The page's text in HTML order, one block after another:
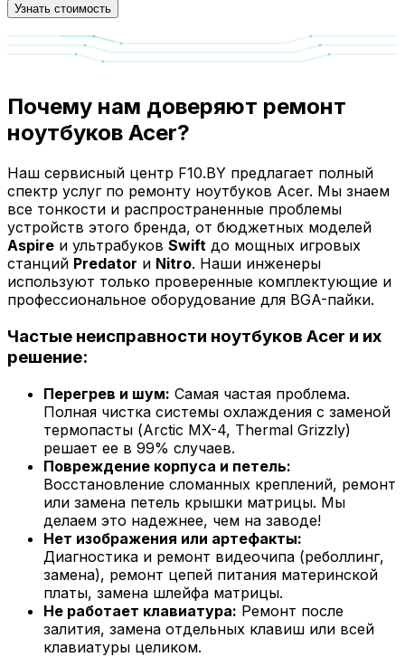
Узнать стоимость
Почему нам доверяют ремонт
ноутбуков Acer?
Наш сервисный центр F10.BY предлагает полный
спектр услуг по ремонту ноутбуков Acer. Мы знаем
все тонкости и распространенные проблемы
устройств этого бренда, от бюджетных моделей
Aspire и ультрабуков Swift до мощных игровых
станций Predator и Nitro. Наши инженеры
используют только проверенные комплектующие и
профессиональное оборудование для BGA-пайки.
Частые неисправности ноутбуков Acer и их
решение:
Перегрев и шум: Самая частая проблема.
Полная чистка системы охлаждения с заменой
термопасты (Arctic MX-4, Thermal Grizzly)
решает ее в 99% случаев.
Повреждение корпуса и петель:
Восстановление сломанных креплений, ремонт
или замена петель крышки матрицы. Мы
делаем это надежнее, чем на заводе!
Нет изображения или артефакты:
Диагностика и ремонт видеочипа (реболлинг,
замена), ремонт цепей питания материнской
платы, замена шлейфа матрицы.
Не работает клавиатура: Ремонт после
залития, замена отдельных клавиш или всей
клавиатуры целиком.